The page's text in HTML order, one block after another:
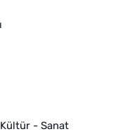
Kültür - Sanat